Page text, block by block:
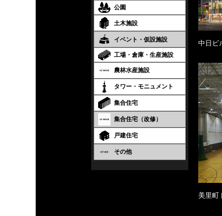
公園
土木施設
イベント・仮設施設
工場・倉庫・生産施設
農林水産施設
タワー・モニュメント
集合住宅
集合住宅（改修）
戸建住宅
その他
中日ビ
美里町